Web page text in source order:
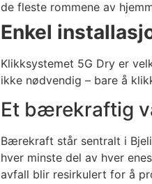
de fleste rommene av
Enkel
Klikksystemet 5G Dry er
ikke nødvendig – bare å
Et bærekraftig
Bærekraft står sentralt i
hver minste del av hver
avfall blir resirkulert for å